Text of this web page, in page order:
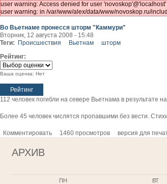
user warning: Access denied for user
user warning: in /var/www/alex/data/www/novoskop.ru/
Во Вьетнаме пронесся шторм "Каммури"
Вторник, 12 августа 2008 - 15:48
Теги:
Происшествия Вьетнам
шторм
Рейтинг:
Ваша оценка: Нет
112 человек погибли на севере Вьетнама в результате
Более 45 человек числятся пропавшими без вести.
Комментировать 1460 просмотров версия для
АРХИВ
ПН
ВТ